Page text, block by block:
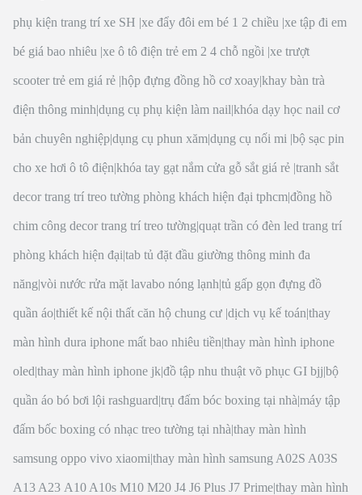
phụ kiện trang trí xe SH |xe đẩy đôi em bé 1 2 chiều |xe tập đi em
bé giá bao nhiêu |xe ô tô điện trẻ em 2 4 chỗ ngồi |xe trượt
scooter trẻ em giá rẻ |hộp đựng đồng hồ cơ xoay|khay bàn trà
điện thông minh|dụng cụ phụ kiện làm nail|khóa dạy học nail cơ
bản chuyên nghiệp|dụng cụ phun xăm|dụng cụ nối mi |bộ sạc pin
cho xe hơi ô tô điện|khóa tay gạt nắm cửa gỗ sắt giá rẻ |tranh sắt
decor trang trí treo tường phòng khách hiện đại tphcm|đồng hồ
chim công decor trang trí treo tường|quạt trần có đèn led trang trí
phòng khách hiện đại|tab tủ đặt đầu giường thông minh đa
năng|vòi nước rửa mặt lavabo nóng lạnh|tủ gấp gọn đựng đồ
quần áo|thiết kế nội thất căn hộ chung cư |dịch vụ kế toán|thay
màn hình dura iphone mất bao nhiêu tiền|thay màn hình iphone
oled|thay màn hình iphone jk|đồ tập nhu thuật võ phục GI bjj|bộ
quần áo bó bơi lội rashguard|trụ đấm bóc boxing tại nhà|máy tập
đấm bốc boxing có nhạc treo tường tại nhà|thay màn hình
samsung oppo vivo xiaomi|thay màn hình samsung A02S A03S
A13 A23 A10 A10s M10 M20 J4 J6 Plus J7 Prime|thay màn hình